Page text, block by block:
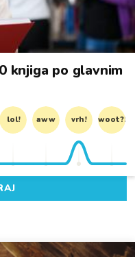
knjiga po glavnim
lol! aww vrh! woot?!